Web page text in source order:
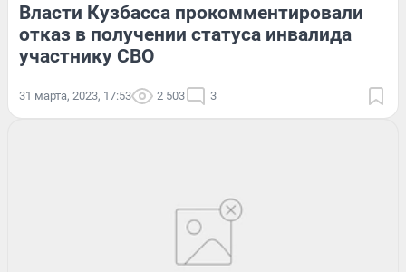
Власти Кузбасса прокомментировали
отказ в получении статуса инвалида
участнику СВО
31 марта, 2023, 17:53 2 503 3